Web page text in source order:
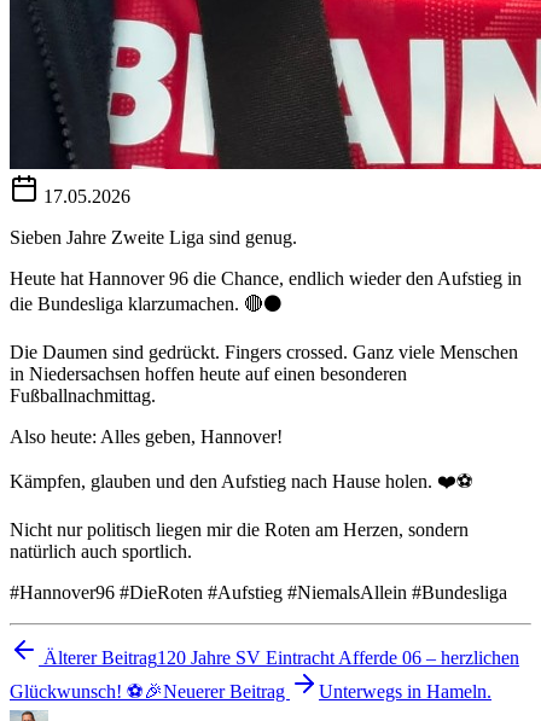
17.05.2026
Sieben Jahre Zweite Liga sind genug.
Heute hat Hannover 96 die Chance, endlich wieder den Aufstieg in
die Bundesliga klarzumachen. 🔴⚫️
Die Daumen sind gedrückt. Fingers crossed. Ganz viele Menschen
in Niedersachsen hoffen heute auf einen besonderen
Fußballnachmittag.
Also heute: Alles geben, Hannover!
Kämpfen, glauben und den Aufstieg nach Hause holen. ❤️⚽
Nicht nur politisch liegen mir die Roten am Herzen, sondern
natürlich auch sportlich.
#Hannover96 #DieRoten #Aufstieg #NiemalsAllein #Bundesliga
Älterer Beitrag120 Jahre SV Eintracht Afferde 06 – herzlichen
Glückwunsch! ⚽️🎉Neuerer Beitrag Unterwegs in Hameln.